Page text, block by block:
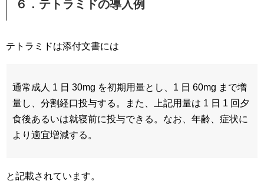
６．テトラミドの導入例
テトラミドは添付文書には
通常成人 1 日 30mg を初期用量とし、1 日 60mg まで増
量し、分割経口投与する。また、上記用量は 1 日 1 回夕
食後あるいは就寝前に投与できる。なお、年齢、症状に
より適宜増減する。
と記載されています。